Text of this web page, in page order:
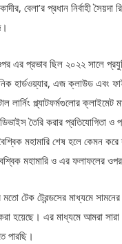
বেলা’র প্রধান নির্বাহী
এর প্রভাব ছিল ২০২২ সালে
হার্ডওয়্যার, এজ ক্লাউড এবং
লার্নিং প্ল্যাটফর্মগুলোর
তৈরি করার প্রতিযোগিতা
মহামারি শেষ হলে কেমন
মহামারি ও এর ফলাফলের
মতো টেক ট্রেন্ডসের মাধ্যমে
হয়েছে। এর মাধ্যমে আমরা
পারছি।